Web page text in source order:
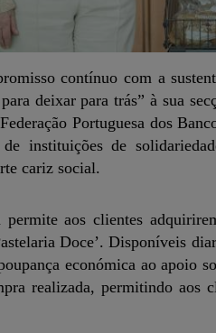
contínuo com a
deixar para trás” à sua
Portuguesa dos
de instituições de
cariz social.
aos clientes
Doce’. Disponíveis
económica ao apoio
realizada, permitindo aos